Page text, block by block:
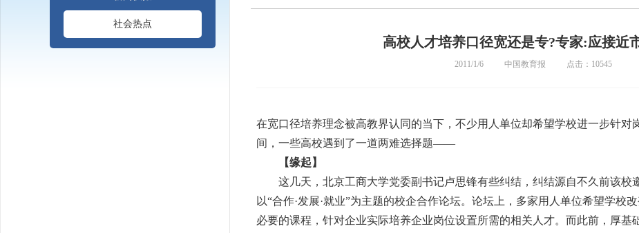
社会热点
高校人才培养口径宽还是专?专家:应接近
2011/1/6 中国教育报 点击：10545
在宽口径培养理念被高教界认同的当下，不少用人单位却希望学校进一步针对
间，一些高校遇到了一道两难选择题——
【缘起】
这几天，北京工商大学党委副书记卢思锋有些纠结，纠结源自不久前该校
以“合作·发展·就业”为主题的校企合作论坛。论坛上，多家用人单位希望学校
必要的课程，针对企业实际培养企业岗位设置所需的相关人才。而此前，厚基